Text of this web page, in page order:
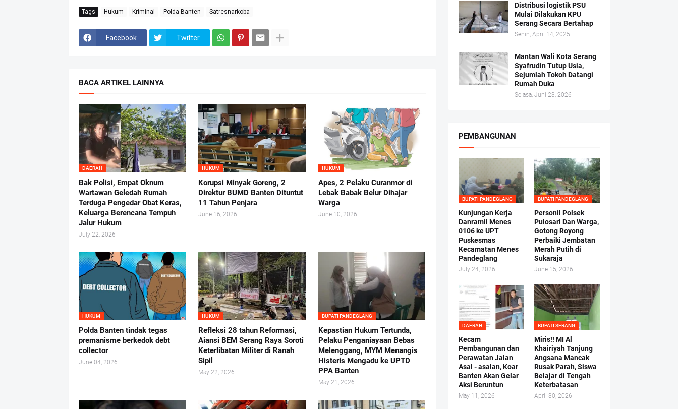
Tags Hukum Kriminal Polda Banten Satresnarkoba
Facebook Twitter
BACA ARTIKEL LAINNYA
DAERAH
Bak Polisi, Empat Oknum
Wartawan Geledah Rumah
Terduga Pengedar Obat Keras,
Keluarga Berencana Tempuh
Jalur Hukum
July 22, 2026
HUKUM
Korupsi Minyak Goreng, 2
Direktur BUMD Banten Dituntut
11 Tahun Penjara
June 16, 2026
HUKUM
Apes, 2 Pelaku Curanmor di
Lebak Babak Belur Dihajar
Warga
June 10, 2026
HUKUM
Polda Banten tindak tegas
premanisme berkedok debt
collector
June 04, 2026
HUKUM
Refleksi 28 tahun Reformasi,
Aiansi BEM Serang Raya Soroti
Keterlibatan Militer di Ranah
Sipil
May 22, 2026
BUPATI PANDEGLANG
Kepastian Hukum Tertunda,
Pelaku Penganiayaan Bebas
Melenggang, MYM Menangis
Histeris Mengadu ke UPTD
PPA Banten
May 21, 2026
Distribusi logistik PSU
Mulai Dilakukan KPU
Serang Secara Bertahap
Senin, April 14, 2025
Mantan Wali Kota Serang
Syafrudin Tutup Usia,
Sejumlah Tokoh Datangi
Rumah Duka
Selasa, Juni 23, 2026
PEMBANGUNAN
BUPATI PANDEGLANG
Kunjungan Kerja
Danramil Menes
0106 ke UPT
Puskesmas
Kecamatan Menes
Pandeglang
July 24, 2026
BUPATI PANDEGLANG
Personil Polsek
Pulosari Dan Warga,
Gotong Royong
Perbaiki Jembatan
Merah Putih di
Sukaraja
June 15, 2026
DAERAH
Kecam
Pembangunan dan
Perawatan Jalan
Asal - asalan, Koar
Banten Akan Gelar
Aksi Beruntun
May 11, 2026
BUPATI SERANG
Miris!! MI Al
Khairiyah Tanjung
Angsana Mancak
Rusak Parah, Siswa
Belajar di Tengah
Keterbatasan
April 30, 2026